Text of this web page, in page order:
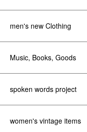
men's new Clothing
Music, Books, Goods
spoken words project
women's vintage items